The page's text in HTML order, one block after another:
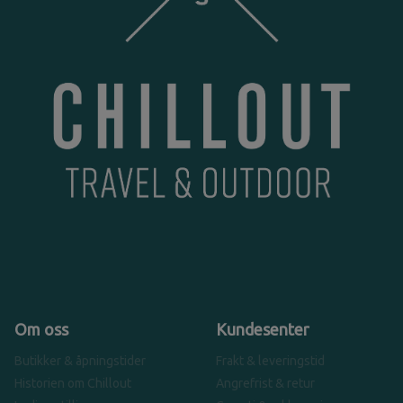
Om oss
Butikker & åpningstider
Historien om Chillout
Kundesenter
Frakt & leveringstid
Angrefrist & retur